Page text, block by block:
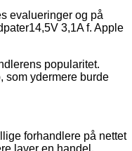
evalueringer og på
3,1A f. Apple
popularitet.
som ydermere burde
forhandlere på nettet
laver en handel.